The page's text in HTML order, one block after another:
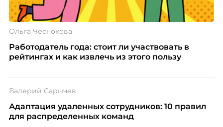
Ольга Чеснокова
Работодатель года: стоит ли участвовать в
рейтингах и как извлечь из этого пользу
Валерий Сарычев
Адаптация удаленных сотрудников: 10 правил
для распределенных команд